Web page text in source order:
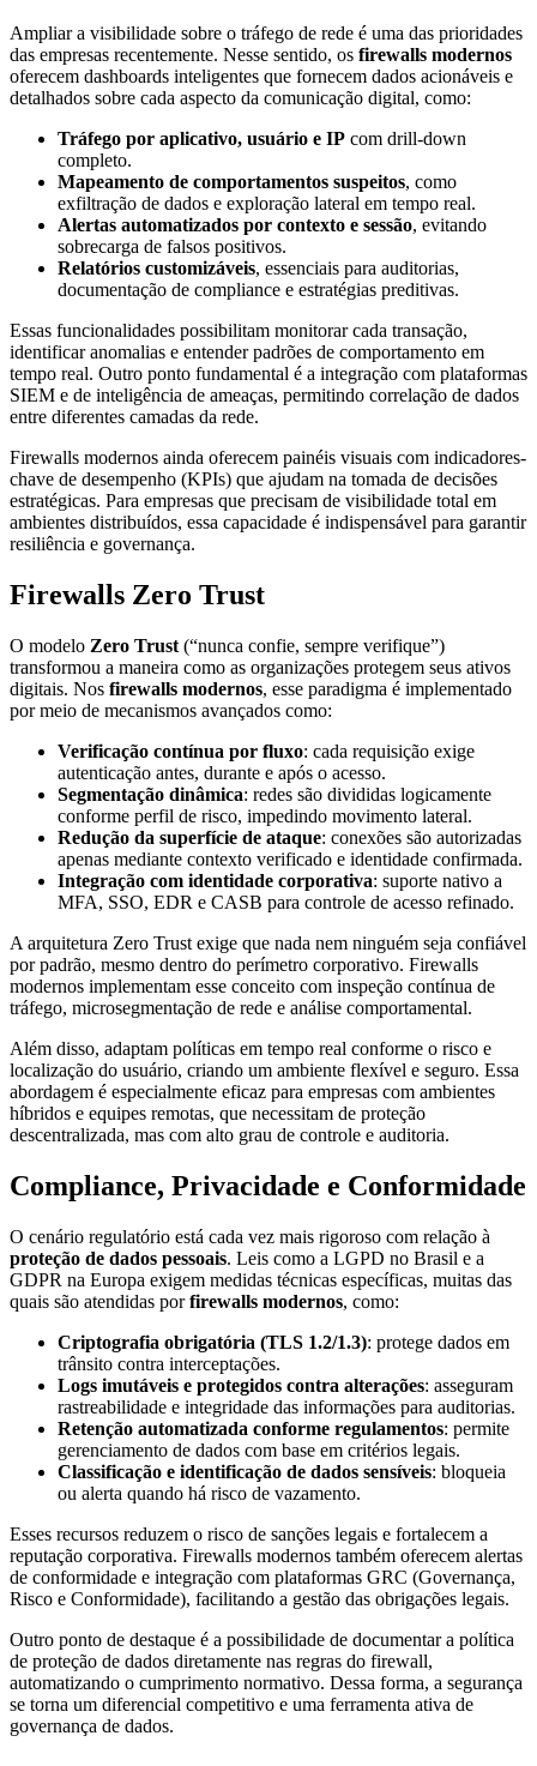
Ampliar a visibilidade sobre o tráfego de rede é uma das prioridades
das empresas recentemente. Nesse sentido, os firewalls modernos
oferecem dashboards inteligentes que fornecem dados acionáveis e
detalhados sobre cada aspecto da comunicação digital, como:
Tráfego por aplicativo, usuário e IP com drill-down
completo.
Mapeamento de comportamentos suspeitos, como
exfiltração de dados e exploração lateral em tempo real.
Alertas automatizados por contexto e sessão, evitando
sobrecarga de falsos positivos.
Relatórios customizáveis, essenciais para auditorias,
documentação de compliance e estratégias preditivas.
Essas funcionalidades possibilitam monitorar cada transação,
identificar anomalias e entender padrões de comportamento em
tempo real. Outro ponto fundamental é a integração com plataformas
SIEM e de inteligência de ameaças, permitindo correlação de dados
entre diferentes camadas da rede.
Firewalls modernos ainda oferecem painéis visuais com indicadores-
chave de desempenho (KPIs) que ajudam na tomada de decisões
estratégicas. Para empresas que precisam de visibilidade total em
ambientes distribuídos, essa capacidade é indispensável para garantir
resiliência e governança.
Firewalls Zero Trust
O modelo Zero Trust (“nunca confie, sempre verifique”)
transformou a maneira como as organizações protegem seus ativos
digitais. Nos firewalls modernos, esse paradigma é implementado
por meio de mecanismos avançados como:
Verificação contínua por fluxo: cada requisição exige
autenticação antes, durante e após o acesso.
Segmentação dinâmica: redes são divididas logicamente
conforme perfil de risco, impedindo movimento lateral.
Redução da superfície de ataque: conexões são autorizadas
apenas mediante contexto verificado e identidade confirmada.
Integração com identidade corporativa: suporte nativo a
MFA, SSO, EDR e CASB para controle de acesso refinado.
A arquitetura Zero Trust exige que nada nem ninguém seja confiável
por padrão, mesmo dentro do perímetro corporativo. Firewalls
modernos implementam esse conceito com inspeção contínua de
tráfego, microsegmentação de rede e análise comportamental.
Além disso, adaptam políticas em tempo real conforme o risco e
localização do usuário, criando um ambiente flexível e seguro. Essa
abordagem é especialmente eficaz para empresas com ambientes
híbridos e equipes remotas, que necessitam de proteção
descentralizada, mas com alto grau de controle e auditoria.
Compliance, Privacidade e Conformidade
O cenário regulatório está cada vez mais rigoroso com relação à
proteção de dados pessoais. Leis como a LGPD no Brasil e a
GDPR na Europa exigem medidas técnicas específicas, muitas das
quais são atendidas porfirewalls modernos, como:
Criptografia obrigatória (TLS 1.2/1.3): protege dados em
trânsito contra interceptações.
Logs imutáveis e protegidos contra alterações: asseguram
rastreabilidade e integridade das informações para auditorias.
Retenção automatizada conforme regulamentos: permite
gerenciamento de dados com base em critérios legais.
Classificação e identificação de dados sensíveis: bloqueia
ou alerta quando há risco de vazamento.
Esses recursos reduzem o risco de sanções legais e fortalecem a
reputação corporativa. Firewalls modernos também oferecem alertas
de conformidade e integração com plataformas GRC (Governança,
Risco e Conformidade), facilitando a gestão das obrigações legais.
Outro ponto de destaque é a possibilidade de documentar a política
de proteção de dados diretamente nas regras do firewall,
automatizando o cumprimento normativo. Dessa forma, a segurança
se torna um diferencial competitivo e uma ferramenta ativa de
governança de dados.